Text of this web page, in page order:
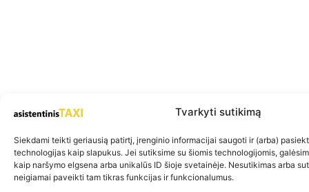
Tvarkyti sutikimą
Siekdami teikti geriausią patirtį, įrenginio informacijai saugoti ir (arba)
technologijas kaip slapukus. Jei sutiksime su šiomis technologijomis,
kaip naršymo elgsena arba unikalūs ID šioje svetainėje. Nesutikimas arba
neigiamai paveikti tam tikras funkcijas ir funkcionalumus.